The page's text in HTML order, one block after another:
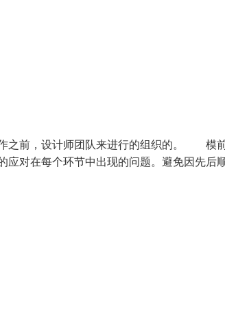
之前，设计师团队来进行的组织的。 模
对在每个环节中出现的问题。避免因先后